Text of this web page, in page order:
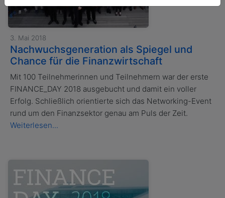
3. Mai 2018
Nachwuchsgeneration als Spiegel und
Chance für die Finanzwirtschaft
Mit 100 Teilnehmerinnen und Teilnehmern war der erste
FINANCE_DAY 2018 ausgebucht und damit ein voller
Erfolg. Schließlich orientierte sich das Networking-Event
rund um den Finanzsektor genau am Puls der Zeit.
Weiterlesen...